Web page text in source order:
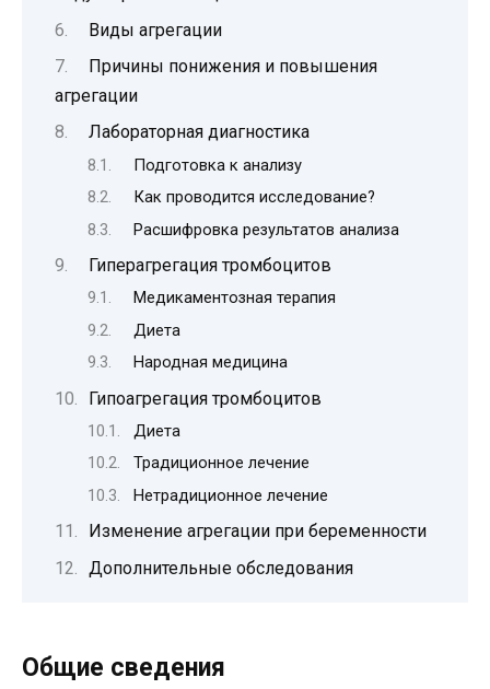
Виды агрегации
Причины понижения и повышения
агрегации
Лабораторная диагностика
Подготовка к анализу
Как проводится исследование?
Расшифровка результатов анализа
Гиперагрегация тромбоцитов
Медикаментозная терапия
Диета
Народная медицина
Гипоагрегация тромбоцитов
Диета
Традиционное лечение
Нетрадиционное лечение
Изменение агрегации при беременности
Дополнительные обследования
Общие сведения